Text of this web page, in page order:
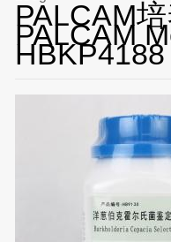
PALCAM培
PALCAM